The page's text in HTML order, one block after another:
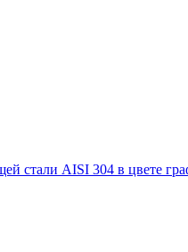
стали AISI 304 в цвете